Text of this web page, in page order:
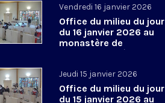
Vendredi 16 janvier 2026
Office du milieu du jour
du 16 janvier 2026 au
monastère de
l’Annonciade, à Thiais
Jeudi 15 janvier 2026
Office du milieu du jour
du 15 janvier 2026 au